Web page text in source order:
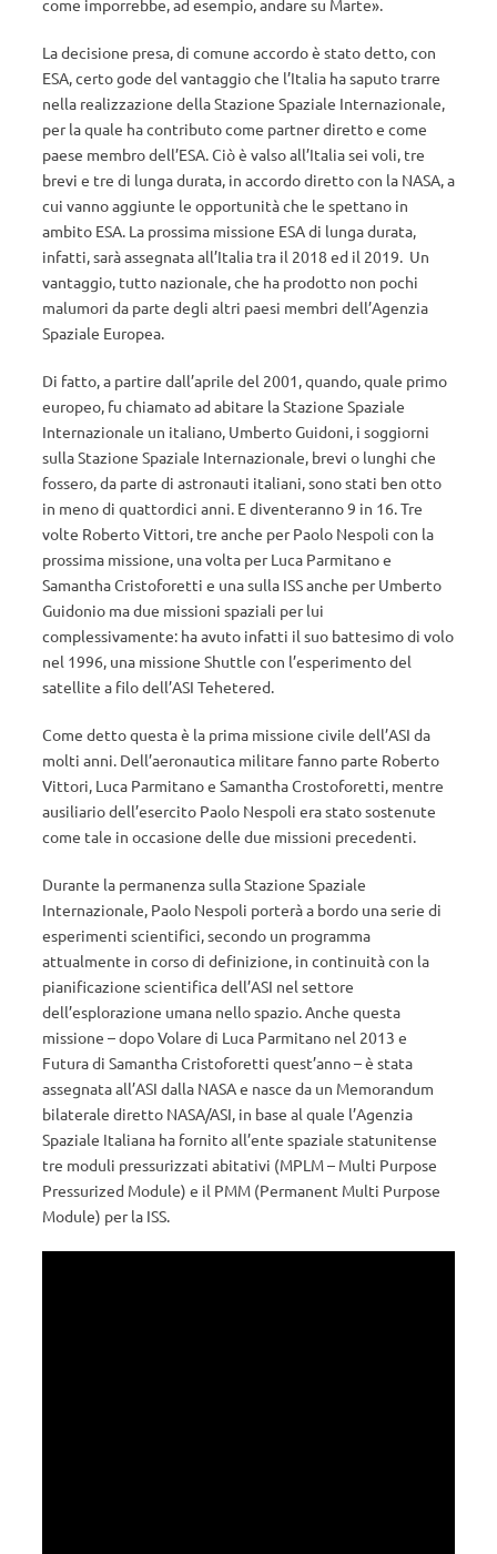
come imporrebbe, ad esempio, andare su Marte».
La decisione presa, di comune accordo è stato detto, con
ESA, certo gode del vantaggio che l’Italia ha saputo trarre
nella realizzazione della Stazione Spaziale Internazionale,
per la quale ha contributo come partner diretto e come
paese membro dell’ESA. Ciò è valso all’Italia sei voli, tre
brevi e tre di lunga durata, in accordo diretto con la NASA, a
cui vanno aggiunte le opportunità che le spettano in
ambito ESA. La prossima missione ESA di lunga durata,
infatti, sarà assegnata all’Italia tra il 2018 ed il 2019. Un
vantaggio, tutto nazionale, che ha prodotto non pochi
malumori da parte degli altri paesi membri dell’Agenzia
Spaziale Europea.
Di fatto, a partire dall’aprile del 2001, quando, quale primo
europeo, fu chiamato ad abitare la Stazione Spaziale
Internazionale un italiano, Umberto Guidoni, i soggiorni
sulla Stazione Spaziale Internazionale, brevi o lunghi che
fossero, da parte di astronauti italiani, sono stati ben otto
in meno di quattordici anni. E diventeranno 9 in 16. Tre
volte Roberto Vittori, tre anche per Paolo Nespoli con la
prossima missione, una volta per Luca Parmitano e
Samantha Cristoforetti e una sulla ISS anche per Umberto
Guidonio ma due missioni spaziali per lui
complessivamente: ha avuto infatti il suo battesimo di volo
nel 1996, una missione Shuttle con l’esperimento del
satellite a filo dell’ASI Tehetered.
Come detto questa è la prima missione civile dell’ASI da
molti anni. Dell’aeronautica militare fanno parte Roberto
Vittori, Luca Parmitano e Samantha Crostoforetti, mentre
ausiliario dell’esercito Paolo Nespoli era stato sostenute
come tale in occasione delle due missioni precedenti.
Durante la permanenza sulla Stazione Spaziale
Internazionale, Paolo Nespoli porterà a bordo una serie di
esperimenti scientifici, secondo un programma
attualmente in corso di definizione, in continuità con la
pianificazione scientifica dell’ASI nel settore
dell’esplorazione umana nello spazio. Anche questa
missione – dopo Volare di Luca Parmitano nel 2013 e
Futura di Samantha Cristoforetti quest’anno – è stata
assegnata all’ASI dalla NASA e nasce da un Memorandum
bilaterale diretto NASA/ASI, in base al quale l’Agenzia
Spaziale Italiana ha fornito all’ente spaziale statunitense
tre moduli pressurizzati abitativi (MPLM – Multi Purpose
Pressurized Module) e il PMM (Permanent Multi Purpose
Module) per la ISS.